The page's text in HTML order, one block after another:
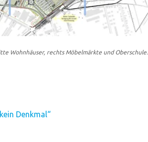
Wohnhäuser, rechts Möbelmärkte und Oberschule.
Denkmal“